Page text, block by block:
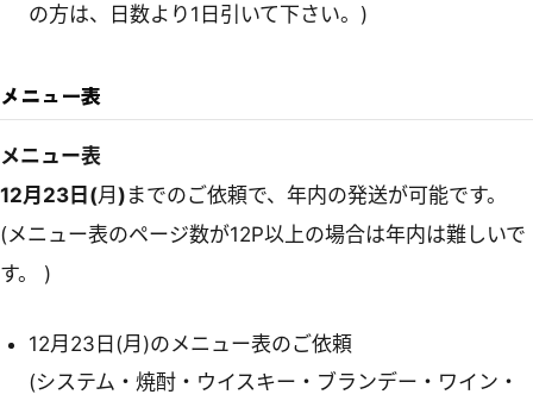
の方は、日数より1日引いて下さい。)
メニュー表
メニュー表
12月23日(月 ) までのご依頼で、年内の発送が可能です。
(メニュー表のページ数が12P以上の場合は年内は難しいで
す。 )
12月23日(月)のメニュー表のご依頼
(システム・焼酎・ウイスキー・ブランデー・ワイン・